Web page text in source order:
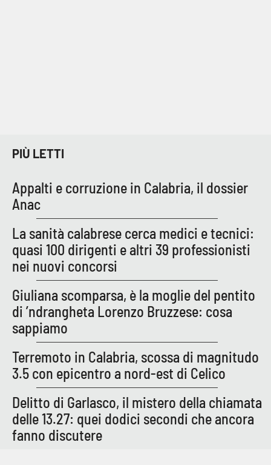
LaC Network
LaC OnAir
EDIZIONI
LOCALI
Catanzaro
Crotone
Vibo Valentia
Reggio Calabria
Cosenza
Lamezia Terme
PIÙ LETTI
Appalti e corruzione in Calabria, il dossier
Anac
La sanità calabrese cerca medici e tecnici:
quasi 100 dirigenti e altri 39 professionisti
nei nuovi concorsi
Giuliana scomparsa, è la moglie del pentito
di ’ndrangheta Lorenzo Bruzzese: cosa
sappiamo
Terremoto in Calabria, scossa di magnitudo
3.5 con epicentro a nord-est di Celico
Delitto di Garlasco, il mistero della chiamata
delle 13.27: quei dodici secondi che ancora
fanno discutere